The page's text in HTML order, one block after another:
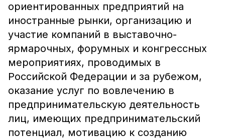
ориентированных предприятий на
иностранные рынки, организацию и
участие компаний в выставочно-
ярмарочных, форумных и конгрессных
мероприятиях, проводимых в
Российской Федерации и за рубежом,
оказание услуг по вовлечению в
предпринимательскую деятельность
лиц, имеющих предпринимательский
потенциал, мотивацию к созданию